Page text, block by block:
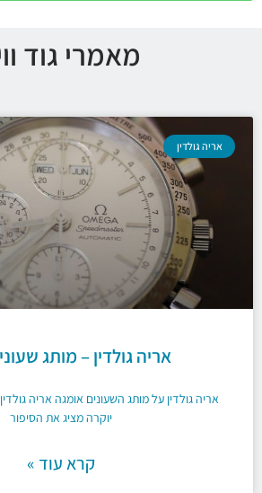
מאמרי גוד
אריה גולדין
אריה גולדין – מותג
אריה גולדין על מותג השעונים אומגה אריה
יוקרה מציג את הסיפור
קרא עוד »